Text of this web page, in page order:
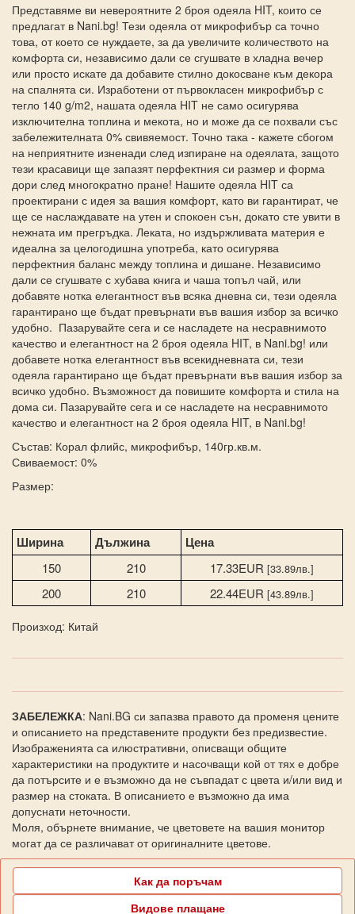
Представяме ви невероятните 2 броя одеяла HIT, които се
предлагат в Nani.bg! Тези одеяла от микрофибър са точно
това, от което се нуждаете, за да увеличите количеството на
комфорта си, независимо дали се сгушвате в хладна вечер
или просто искате да добавите стилно докосване към декора
на спалнята си. Изработени от първокласен микрофибър с
тегло 140 g/m2, нашата одеяла HIT не само осигурява
изключителна топлина и мекота, но и може да се похвали със
забележителната 0% свивяемост. Точно така - кажете сбогом
на неприятните изненади след изпиране на одеялата, защото
тези красавици ще запазят перфектния си размер и форма
дори след многократно пране! Нашите одеяла HIT са
проектирани с идея за вашия комфорт, като ви гарантират, че
ще се наслаждавате на утен и спокоен сън, докато сте увити в
нежната им прегръдка. Леката, но издържливата материя е
идеална за целогодишна употреба, като осигурява
перфектния баланс между топлина и дишане. Независимо
дали се сгушвате с хубава книга и чаша топъл чай, или
добавяте нотка елегантност във всяка дневна си, тези одеяла
гарантирано ще бъдат превърнати във вашия избор за всичко
удобно. Пазарувайте сега и се насладете на несравнимото
качество и елегантност на 2 броя одеяла HIT, в Nani.bg! или
добавете нотка елегантност във всекидневната си, тези
одеяла гарантирано ще бъдат превърнати във вашия избор за
всичко удобно. Възможност да повишите комфорта и стила на
дома си. Пазарувайте сега и се насладете на несравнимото
качество и елегантност на 2 броя одеяла HIT, в Nani.bg!
Състав: Корал флийс, микрофибър, 140гр.кв.м.
Свиваемост: 0%
Размер:
Ширина Дължина Цена
150 210 17.33EUR [33.89лв.]
200 210 22.44EUR [43.89лв.]
Произход: Китай
ЗАБЕЛЕЖКА: Nani.BG си запазва правото да променя цените
и описанието на представените продукти без предизвестие.
Изображенията са илюстративни, описващи общите
характеристики на продуктите и насочващи кой от тях е добре
да потърсите и е възможно да не съвпадат с цвета и/или вид и
размер на стоката. В описанието е възможно да има
допуснати неточности.
Моля, обърнете внимание, че цветовете на вашия монитор
могат да се различават от оригиналните цветове.
Как да поръчам
Видове плащане